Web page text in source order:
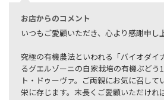
お店からのコメント
いつもご愛顧いただき、心より感謝申し
究極の有機農法といわれる「バイオダイ
るグエルゾーニの自家栽培の有機ぶどう
ト・ドゥーヴァ。ご両親にお気に召して
栄に存じます。末長くご愛顧いただけれ